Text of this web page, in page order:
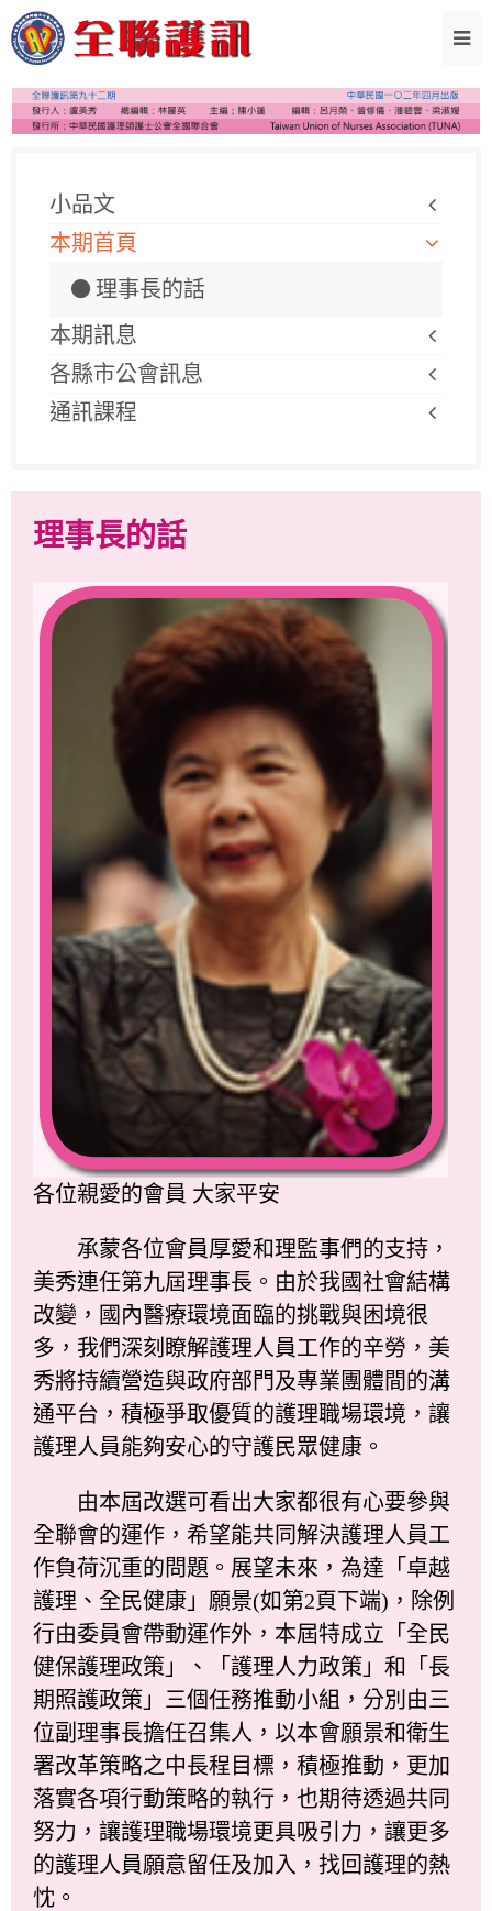
小品文
本期首頁
理事長的話
本期訊息
各縣市公會訊息
通訊課程
理事長的話
各位親愛的會員 大家平安
承蒙各位會員厚愛和理監事們的支持，
美秀連任第九屆理事長。由於我國社會結構
改變，國內醫療環境面臨的挑戰與困境很
多，我們深刻瞭解護理人員工作的辛勞，美
秀將持續營造與政府部門及專業團體間的溝
通平台，積極爭取優質的護理職場環境，讓
護理人員能夠安心的守護民眾健康。
由本屆改選可看出大家都很有心要參與
全聯會的運作，希望能共同解決護理人員工
作負荷沉重的問題。展望未來，為達「卓越
護理、全民健康」願景(如第2頁下端)，除例
行由委員會帶動運作外，本屆特成立「全民
健保護理政策」、「護理人力政策」和「長
期照護政策」三個任務推動小組，分別由三
位副理事長擔任召集人，以本會願景和衛生
署改革策略之中長程目標，積極推動，更加
落實各項行動策略的執行，也期待透過共同
努力，讓護理職場環境更具吸引力，讓更多
的護理人員願意留任及加入，找回護理的熱
忱。